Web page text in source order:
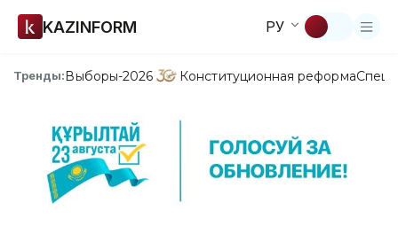
KAZINFORM РУ
Тренды:Выборы-2026 Конституционная реформа